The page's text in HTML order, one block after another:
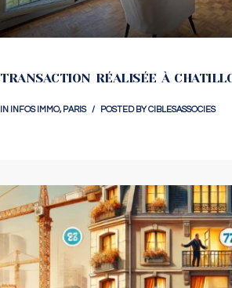
TRANSACTION RÉALISÉE À
IN INFOS IMMO, PARIS POSTED BYCIBLESASSOCIES